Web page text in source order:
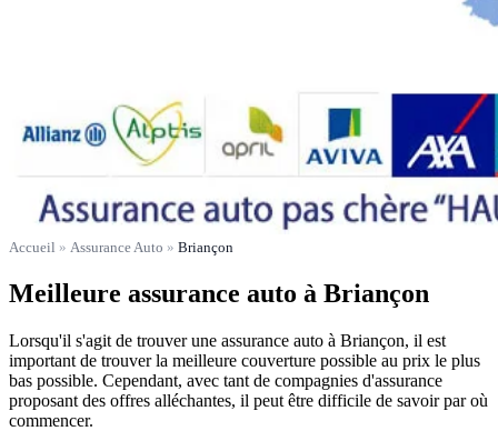
Accueil » Assurance Auto » Briançon
Meilleure assurance auto à Briançon
Lorsqu'il s'agit de trouver une assurance auto à Briançon, il est
important de trouver la meilleure couverture possible au prix le plus
bas possible. Cependant, avec tant de compagnies d'assurance
proposant des offres alléchantes, il peut être difficile de savoir par où
commencer.